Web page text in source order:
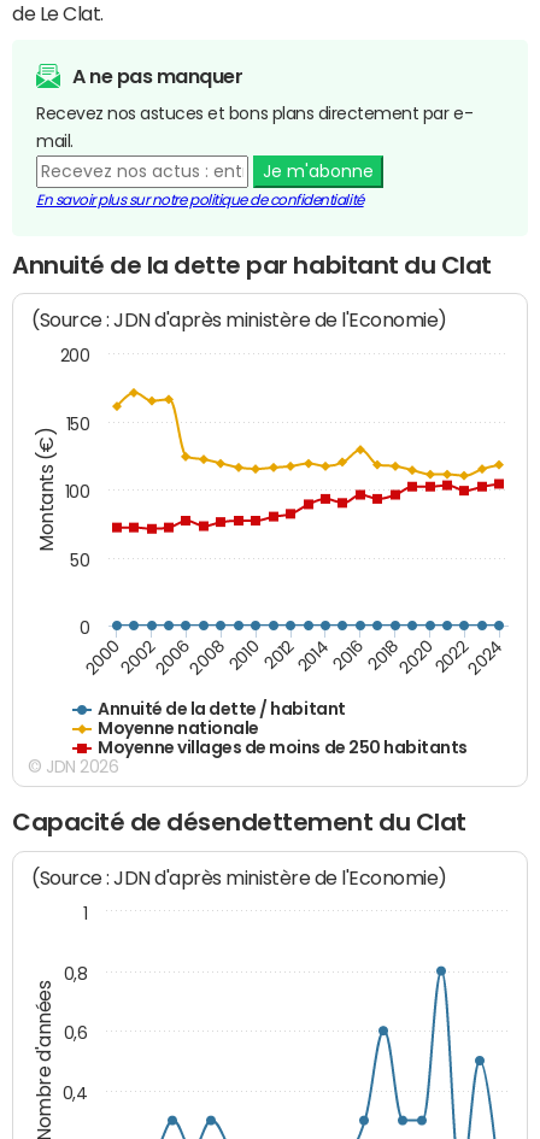
de Le Clat.
A ne pas manquer
Recevez nos astuces et bons plans directement par e-
mail.
Je m'abonne
En savoir plus sur notre politique de confidentialité
Annuité de la dette par habitant du Clat
Montants (€)
(Source : JDN d'après ministère de l'Economie)
Annuité de la dette / habitant
Moyenne nationale
Moyenne villages de moins de 250 habitants
200020022006200820102012201420162018202020222024
0
50
100
150
200
© JDN 2026
Capacité de désendettement du Clat
Nombre d'années
(Source : JDN d'après ministère de l'Economie)
0,4
0,6
0,8
1